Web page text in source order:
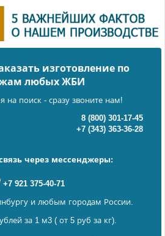
изготовление по
любых ЖБИ
на поиск - сразу звоните нам!
8 (800) 301-17-45
+7 (343) 363-36-28
через мессенджеры:
+7 921 375-40-71
и любым городам России.
за 1 м3 ( от 5 руб за кг).